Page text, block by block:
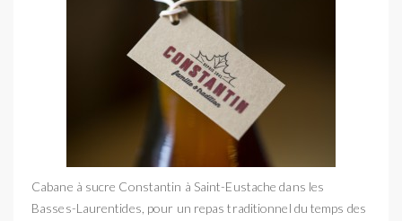
Cabane à sucre Constantin à Saint-Eustache dans les
Basses-Laurentides, pour un repas traditionnel du temps des